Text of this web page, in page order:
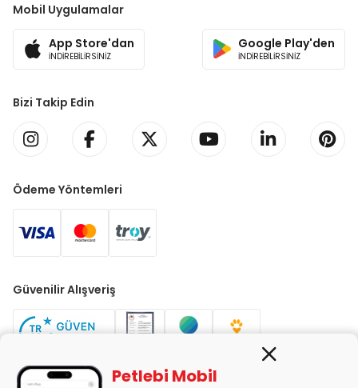
Mobil Uygulamalar
App Store'dan
İNDİREBİLİRSİNİZ
Google Play'den
İNDİREBİLİRSİNİZ
Bizi Takip Edin
Ödeme Yöntemleri
Güvenilir Alışveriş
Petlebi Mobil